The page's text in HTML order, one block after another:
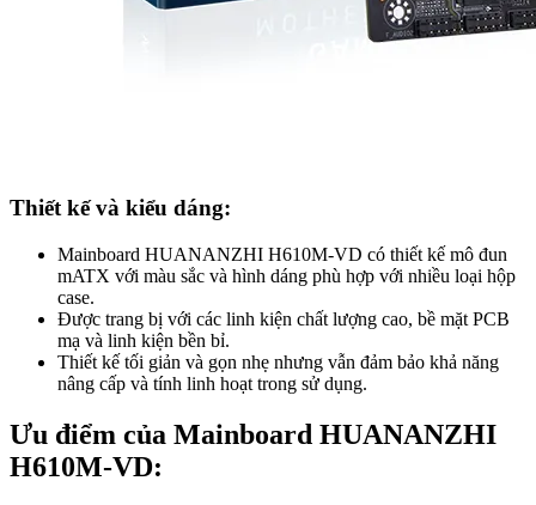
Thiết kế và kiểu dáng:
Mainboard HUANANZHI H610M-VD có thiết kế mô đun
mATX với màu sắc và hình dáng phù hợp với nhiều loại hộp
case.
Được trang bị với các linh kiện chất lượng cao, bề mặt PCB
mạ và linh kiện bền bỉ.
Thiết kế tối giản và gọn nhẹ nhưng vẫn đảm bảo khả năng
nâng cấp và tính linh hoạt trong sử dụng.
Ưu điểm của Mainboard HUANANZHI
H610M-VD: